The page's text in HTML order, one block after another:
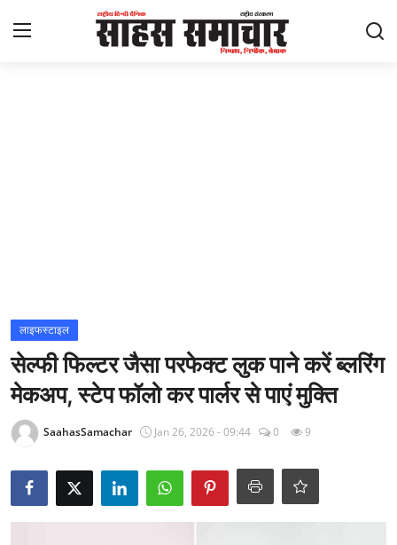
राज्य
अंतराष्ट्रीय
Epaper
लाइफस्टाइल
सेल्फी फिल्टर जैसा परफेक्ट लुक पाने करें ब्लरिंग
मेकअप, स्टेप फॉलो कर पार्लर से पाएं मुक्ति
SaahasSamachar Jan 26, 2026 - 09:44 0 9